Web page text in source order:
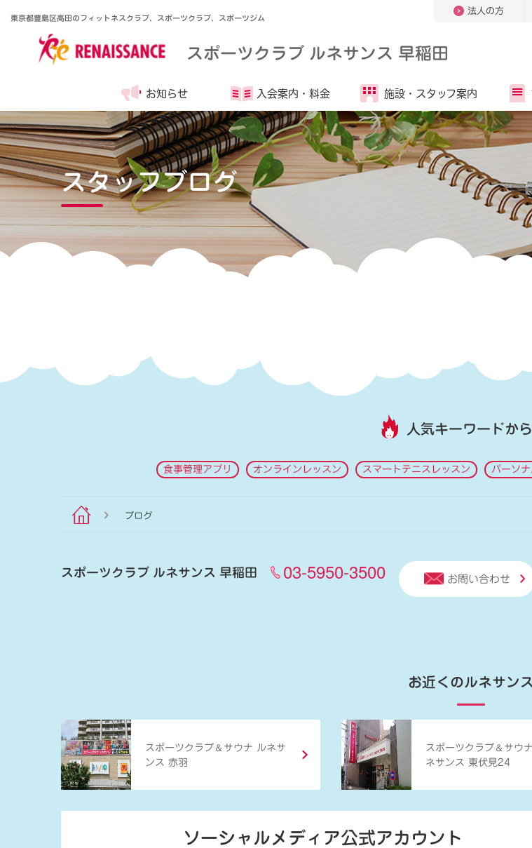
東京都豊島区高田のフィットネスクラブ、スポーツクラブ、スポーツジム
法人の方
スポーツクラブ ルネサンス 早稲田
お知らせ 入会案内・ 料金 施設・ スタッフ案内
スタッフブログ
人気キーワードか
食事管理アプリ オンラインレッスン スマートテニスレッスン パーソ
ブログ
スポーツクラブ ルネサンス 早稲田 03-5950-3500 お問い合わせ
お近くのルネサンス
スポーツクラブ ＆ サウナ ルネサ
ンス 赤羽
スポーツクラブ ＆ サウ
ネサンス 東伏見24
ソーシャルメディア公式アカウント